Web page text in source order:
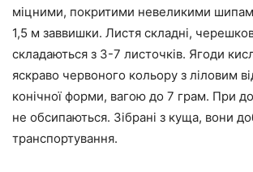
міцними, покритими невеликими
1,5 м заввишки. Листя складні,
складаються з 3-7 листочків. Ягоди
яскраво червоного кольору з ліловим
конічної форми, вагою до 7 грам. При
не обсипаються. Зібрані з куща, вони
транспортування.